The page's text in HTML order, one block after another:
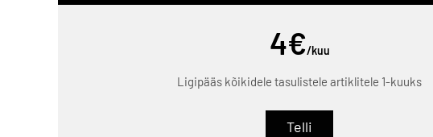
4€/kuu
Ligipääs kõikidele tasulistele artiklitele 1-kuuks
Telli